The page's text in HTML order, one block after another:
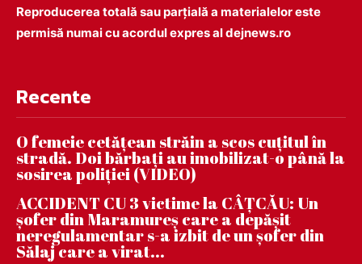
Reproducerea totală sau parțială a materialelor este
permisă numai cu acordul expres al dejnews.ro
Recente
O femeie cetățean străin a scos cuțitul în
stradă. Doi bărbați au imobilizat-o până la
sosirea poliției (VIDEO)
ACCIDENT CU 3 victime la CÂȚCĂU: Un
șofer din Maramureș care a depășit
neregulamentar s-a izbit de un șofer din
Sălaj care a virat...